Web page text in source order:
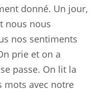
donné. Un jour,
nous nous
nos sentiments
prie et on a
passe. On lit la
mots avec notre